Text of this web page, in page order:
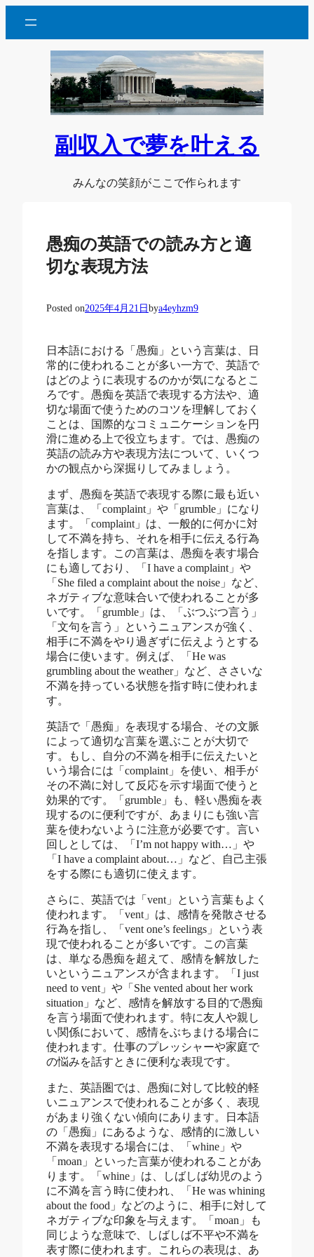
を
副収入で夢を叶える
みんなの笑顔がここで作られます
愚痴の英語での読み方と適
切な表現方法
Posted on2025年4月21日 bya4eyhzm9
日本語における「愚痴」という言葉は、日
常的に使われることが多い一方で、英語で
はどのように表現するのかが気になるとこ
ろです。愚痴を英語で表現する方法や、適
切な場面で使うためのコツを理解しておく
ことは、国際的なコミュニケーションを円
滑に進める上で役立ちます。では、愚痴の
英語の読み方や表現方法について、いくつ
かの観点から深掘りしてみましょう。
まず、愚痴を英語で表現する際に最も近い
言葉は、「complaint」や「grumble」になり
ます。「complaint」は、一般的に何かに対
して不満を持ち、それを相手に伝える行為
を指します。この言葉は、愚痴を表す場合
にも適しており、「I have a complaint」や
「She filed a complaint about the noise」など、
ネガティブな意味合いで使われることが多
いです。「grumble」は、「ぶつぶつ言う」
「文句を言う」というニュアンスが強く、
相手に不満をやり過ぎずに伝えようとする
場合に使います。例えば、「He was
grumbling about the weather」など、ささいな
不満を持っている状態を指す時に使われま
す。
英語で「愚痴」を表現する場合、その文脈
によって適切な言葉を選ぶことが大切で
す。もし、自分の不満を相手に伝えたいと
いう場合には「complaint」を使い、相手が
その不満に対して反応を示す場面で使うと
効果的です。「grumble」も、軽い愚痴を表
現するのに便利ですが、あまりにも強い言
葉を使わないように注意が必要です。言い
回しとしては、「I’m not happy with…」や
「I have a complaint about…」など、自己主張
をする際にも適切に使えます。
さらに、英語では「vent」という言葉もよく
使われます。「vent」は、感情を発散させる
行為を指し、「vent one’s feelings」という表
現で使われることが多いです。この言葉
は、単なる愚痴を超えて、感情を解放した
いというニュアンスが含まれます。「I just
need to vent」や「She vented about her work
situation」など、感情を解放する目的で愚痴
を言う場面で使われます。特に友人や親し
い関係において、感情をぶちまける場合に
使われます。仕事のプレッシャーや家庭で
の悩みを話すときに便利な表現です。
また、英語圏では、愚痴に対して比較的軽
いニュアンスで使われることが多く、表現
があまり強くない傾向にあります。日本語
の「愚痴」にあるような、感情的に激しい
不満を表現する場合には、「whine」や
「moan」といった言葉が使われることがあ
ります。「whine」は、しばしば幼児のよう
に不満を言う時に使われ、「He was whining
about the food」などのように、相手に対して
ネガティブな印象を与えます。「moan」も
同じような意味で、しばしば不平や不満を
表す際に使われます。これらの表現は、あ